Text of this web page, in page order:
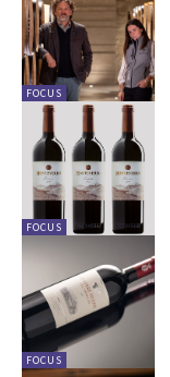
FOCUS
FOCUS
FOCUS